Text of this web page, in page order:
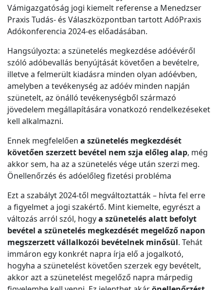
Vámigazgatóság jogi kiemelt referense a Menedzser
Praxis Tudás- és Válaszközpontban tartott AdóPraxis
Adókonferencia 2024-es előadásában.
Hangsúlyozta: a szünetelés megkezdése adóévéről
szóló adóbevallás benyújtását követően a bevételre,
illetve a felmerült kiadásra minden olyan adóévben,
amelyben a tevékenység az adóév minden napján
szünetelt, az önálló tevékenységből származó
jövedelem megállapítására vonatkozó rendelkezéseket
kell alkalmazni.
Ennek megfelelően a szünetelés megkezdését
követően szerzett bevétel nem szja előleg alap, még
akkor sem, ha az a szünetelés vége után szerzi meg.
Önellenőrzés és adóelőleg fizetési probléma
Ezt a szabályt 2024-től megváltoztatták – hívta fel erre
a figyelmet a jogi szakértő. Mint kiemelte, egyrészt a
változás arról szól, hogya szünetelés alatt befolyt
bevétel a szünetelés megkezdését megelőző napon
megszerzett vállalkozói bevételnek minősül. Tehát
immáron egy konkrét napra írja elő a jogalkotó,
hogyha a szünetelést követően szerzek egy bevételt,
akkor azt a szünetelést megelőző napra márpedig